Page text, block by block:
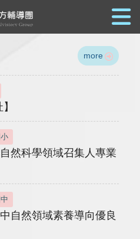
more
然科學領域召集人專業
自然領域素養導向優良